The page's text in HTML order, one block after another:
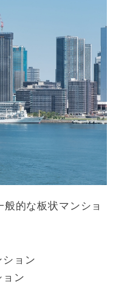
的な板状マンショ
ョン
ン